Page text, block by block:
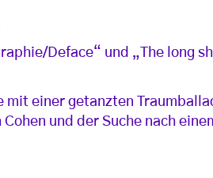
Deface“ und „The long
einer getanzten
und der Suche nach